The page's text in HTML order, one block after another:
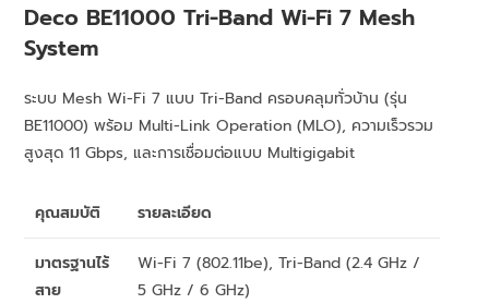
Deco BE11000 Tri-Band Wi-Fi 7 Mesh
System
ระบบ Mesh Wi-Fi 7 แบบ Tri-Band ครอบคลุมทั่วบ้าน (รุ่น
BE11000) พร้อม Multi-Link Operation (MLO), ความเร็วรวม
สูงสุด 11 Gbps, และการเชื่อมต่อแบบ Multigigabit
คุณสมบัติ รายละเอียด
มาตรฐานไร้
สาย
Wi-Fi 7 (802.11be), Tri-Band (2.4 GHz /
5 GHz / 6 GHz)